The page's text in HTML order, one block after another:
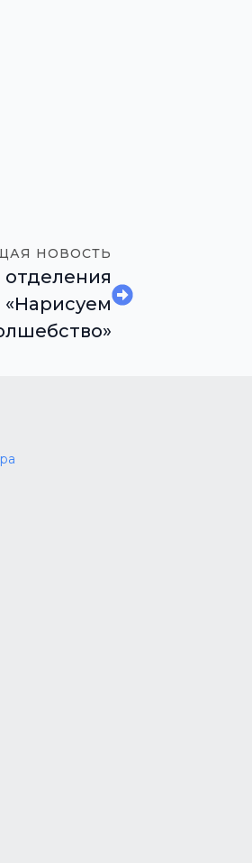
НОВОСТЬ
отделения
«Нарисуем